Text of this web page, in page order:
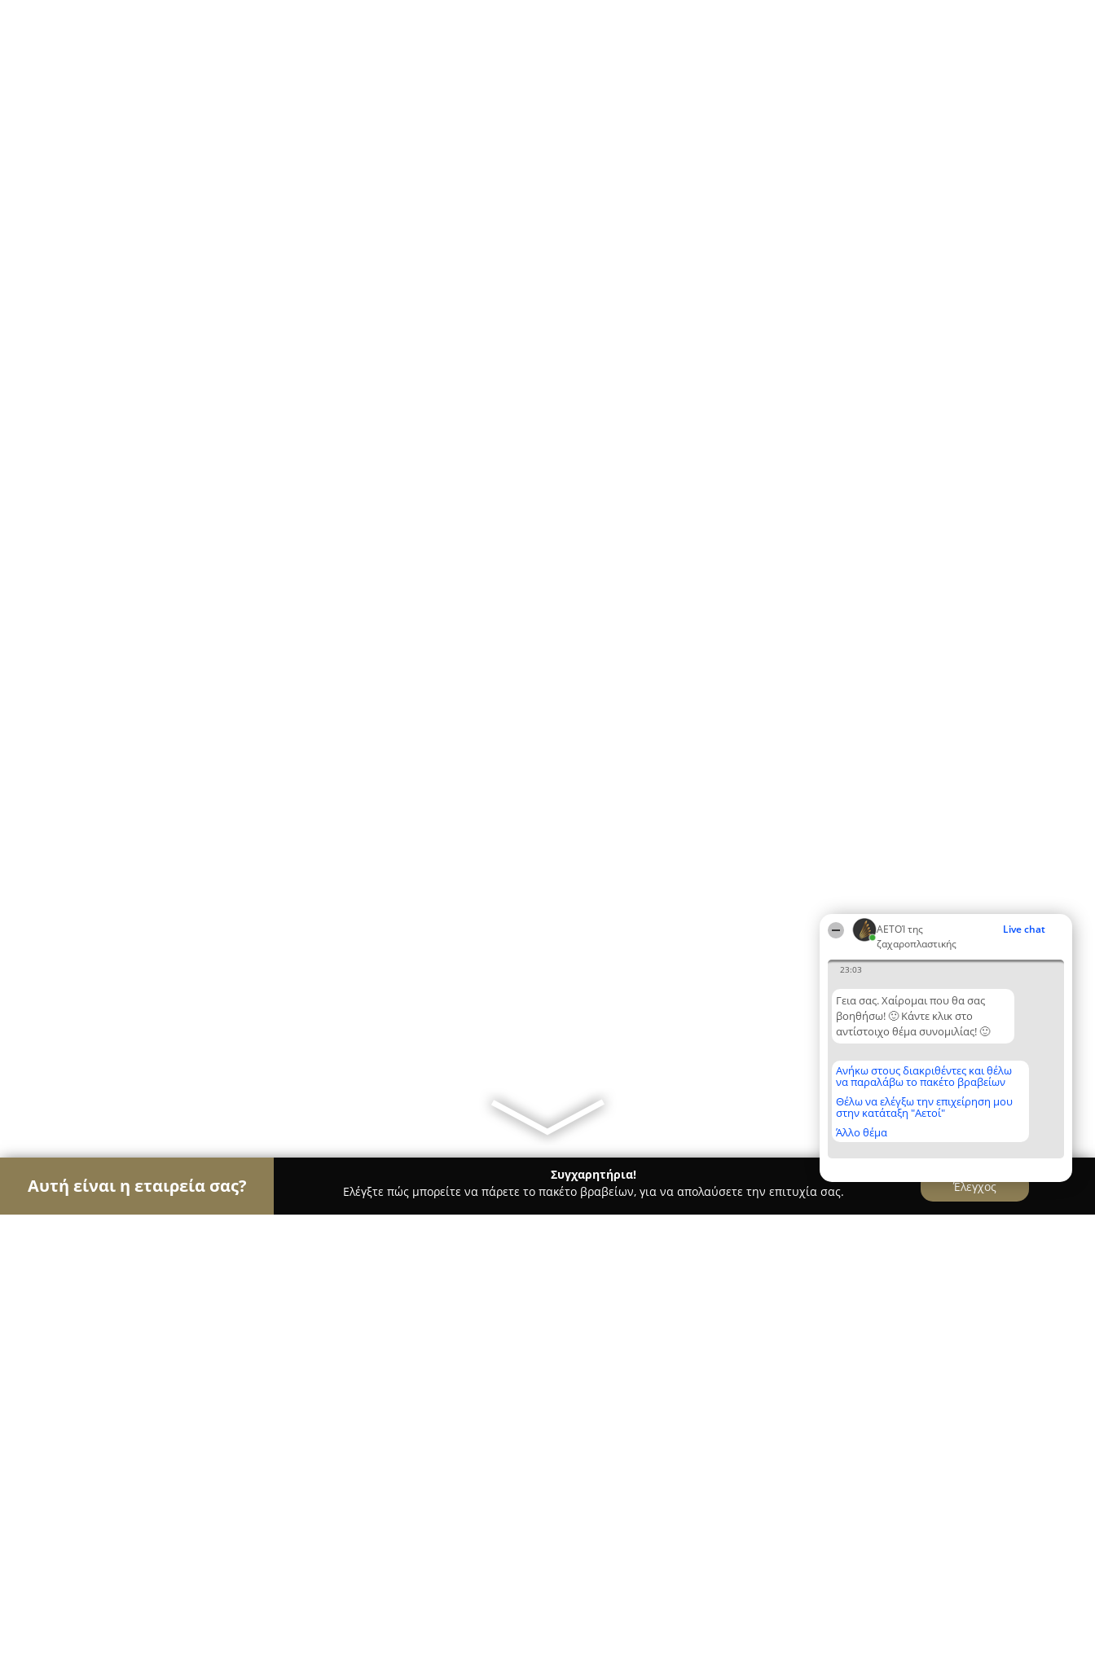
ΑΕΤΟΊ της
ζαχαροπλαστικής
Live chat
23:03
Γεια σας. Χαίρομαι που θα σας
βοηθήσω! 🙂 Κάντε κλικ στο
αντίστοιχο θέμα συνομιλίας! 🙂
Ανήκω στους διακριθέντες και θέλω
να παραλάβω το πακέτο βραβείων
Θέλω να ελέγξω την επιχείρηση μου
στην κατάταξη "Αετοί"
Άλλο θέμα
Αυτή είναι η εταιρεία σας?
Συγχαρητήρια!
Ελέγξτε πώς μπορείτε να πάρετε το πακέτο βραβείων, για να απολαύσετε την επιτυχία σας.
Έλεγχος